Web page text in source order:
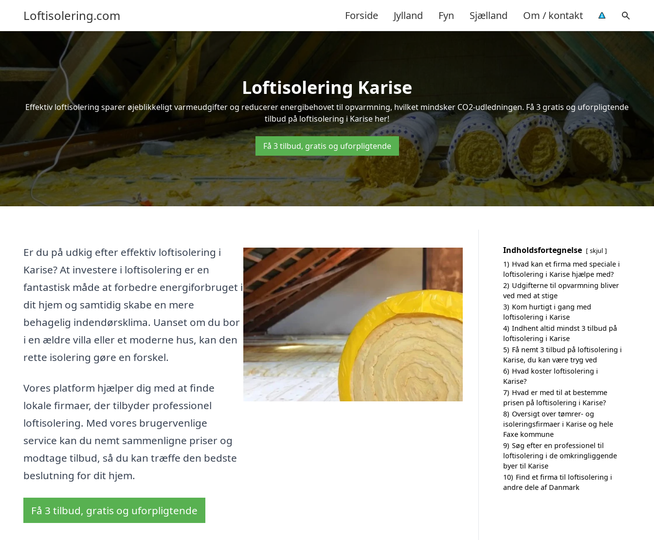
Loftisolering.com Forside Jylland Fyn Sjælland Om / kontakt
Loftisolering Karise
Effektiv loftisolering sparer øjeblikkeligt varmeudgifter og reducerer energibehovet til opvarmning, hvilket mindsker CO2-udledningen. Få 3 gratis og uforpligtende
tilbud på loftisolering i Karise her!
Få 3 tilbud, gratis og uforpligtende
Er du på udkig efter effektiv loftisolering i
Karise? At investere i loftisolering er en
fantastisk måde at forbedre energiforbruget i
dit hjem og samtidig skabe en mere
behagelig indendørsklima. Uanset om du bor
i en ældre villa eller et moderne hus, kan den
rette isolering gøre en forskel.
Vores platform hjælper dig med at finde
lokale firmaer, der tilbyder professionel
loftisolering. Med vores brugervenlige
service kan du nemt sammenligne priser og
modtage tilbud, så du kan træffe den bedste
beslutning for dit hjem.
Få 3 tilbud, gratis og uforpligtende
Indholdsfortegnelse skjul
1) Hvad kan et firma med speciale i
loftisolering i Karise hjælpe med?
2) Udgifterne til opvarmning bliver
ved med at stige
3) Kom hurtigt i gang med
loftisolering i Karise
4) Indhent altid mindst 3 tilbud på
loftisolering i Karise
5) Få nemt 3 tilbud på loftisolering i
Karise, du kan være tryg ved
6) Hvad koster loftisolering i
Karise?
7) Hvad er med til at bestemme
prisen på loftisolering i Karise?
8) Oversigt over tømrer- og
isoleringsfirmaer i Karise og hele
Faxe kommune
9) Søg efter en professionel til
loftisolering i de omkringliggende
byer til Karise
10) Find et firma til loftisolering i
andre dele af Danmark